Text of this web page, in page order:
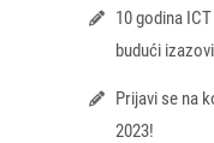
10 godina
budući izazovi
Prijavi se na
2023!